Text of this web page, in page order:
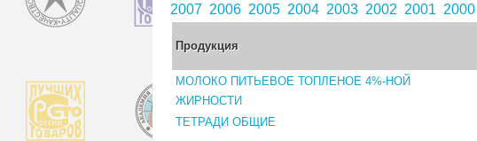
2007 2006 2005 2004 2003 2002 2001 2000
Продукция
МОЛОКО ПИТЬЕВОЕ ТОПЛЕНОЕ 4%-НОЙ
ЖИРНОСТИ
ТЕТРАДИ ОБЩИЕ